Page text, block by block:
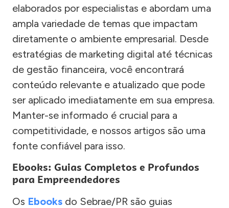
elaborados por especialistas e abordam uma
ampla variedade de temas que impactam
diretamente o ambiente empresarial. Desde
estratégias de marketing digital até técnicas
de gestão financeira, você encontrará
conteúdo relevante e atualizado que pode
ser aplicado imediatamente em sua empresa.
Manter-se informado é crucial para a
competitividade, e nossos artigos são uma
fonte confiável para isso.
Ebooks: Guias Completos e Profundos
para Empreendedores
Os Ebooks do Sebrae/PR são guias